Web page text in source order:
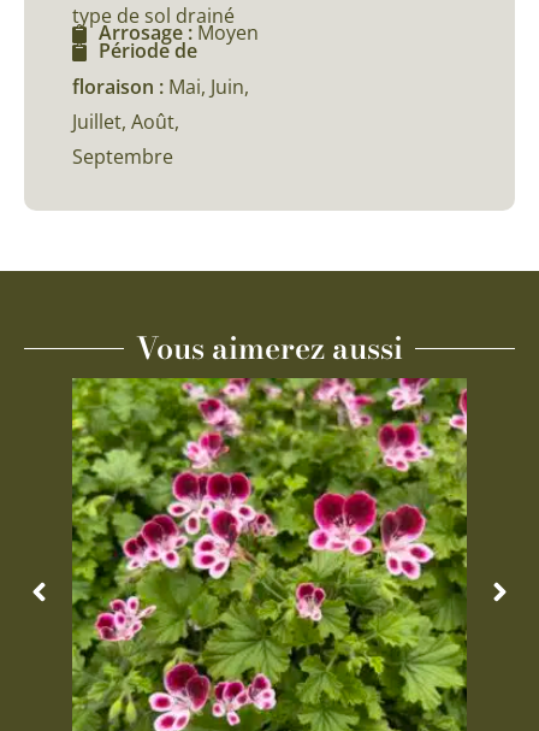
type de sol drainé
Arrosage : Moyen
Période de
floraison : Mai, Juin,
Juillet, Août,
Septembre
Vous aimerez aussi